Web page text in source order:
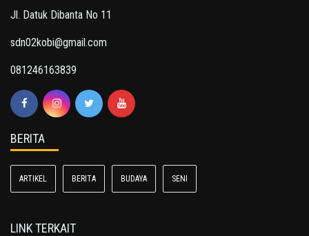
Jl. Datuk Dibanta No 11
sdn02kobi@gmail.com
081246163839
BERITA
ARTIKEL BERITA BUDAYA SENI
LINK TERKAIT